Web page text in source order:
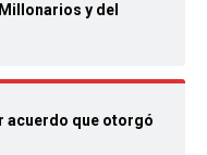
y del
acuerdo que otorgó